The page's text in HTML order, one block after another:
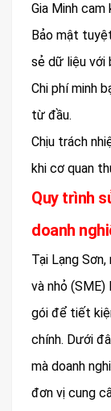
Gia Minh cam
Bảo mật
sẻ dữ liệu với
Chi phí minh
từ đầu.
Chịu trách
khi cơ quan
Quy trình
doanh
Tại Lạng
và nhỏ
gói để tiết
chính. Dưới
mà doanh
đơn vị cung